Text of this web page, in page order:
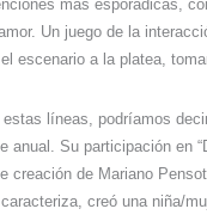
más esporádicas,
Un juego de la
escenario a la platea,
estas líneas, podríamos
anual. Su participación en
creación de Mariano
creó una niña/